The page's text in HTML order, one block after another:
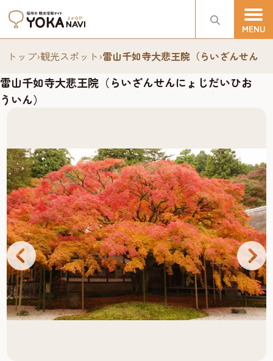
トップ›観光スポット›雷山千如寺大悲王院（らいざんせん
雷山千如寺大悲王院（らいざんせんにょじだいひお
ういん）